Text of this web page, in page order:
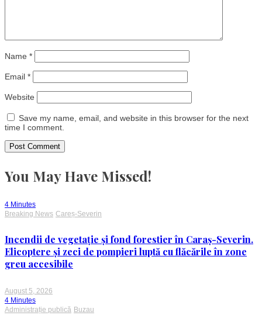
Name *
Email *
Website
Save my name, email, and website in this browser for the next
time I comment.
You May Have Missed!
4 Minutes
Breaking News Careș-Severin
Incendii de vegetație și fond forestier în Caraș-Severin.
Elicoptere și zeci de pompieri luptă cu flăcările în zone
greu accesibile
August 5, 2026
4 Minutes
Administrație publică Buzau